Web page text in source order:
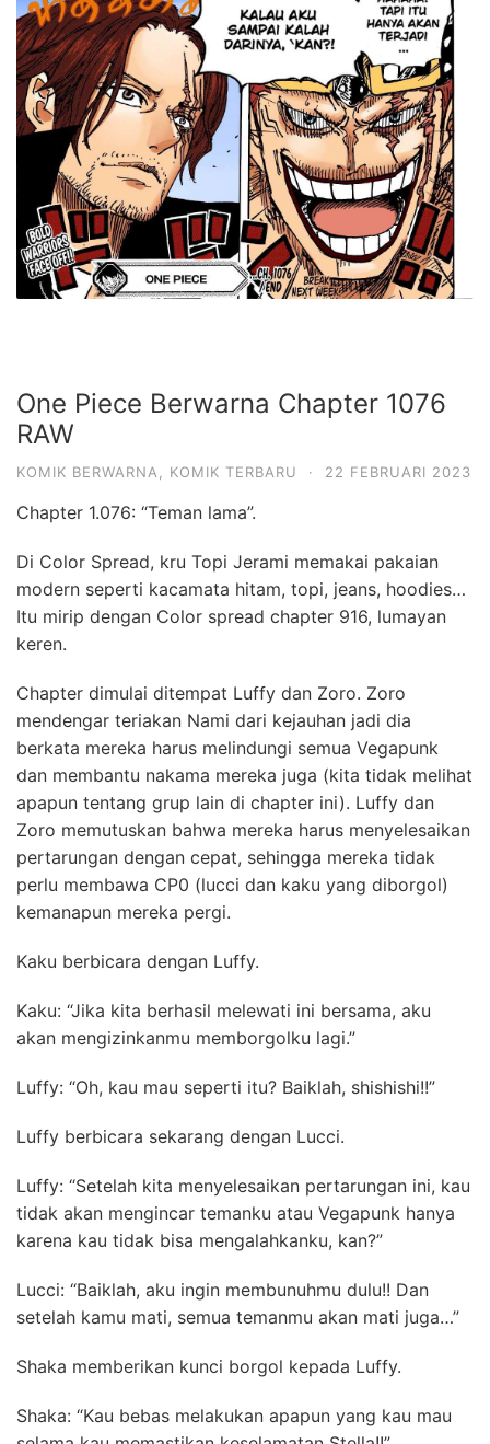
One Piece Berwarna Chapter 1076
RAW
KOMIK BERWARNA KOMIK TERBARU · 22 FEBRUARI 2023
Chapter 1.076: “Teman lama”.
Di Color Spread, kru Topi Jerami memakai pakaian
modern seperti kacamata hitam, topi, jeans, hoodies…
Itu mirip dengan Color spread chapter 916, lumayan
keren.
Chapter dimulai ditempat Luffy dan Zoro. Zoro
mendengar teriakan Nami dari kejauhan jadi dia
berkata mereka harus melindungi semua Vegapunk
dan membantu nakama mereka juga (kita tidak melihat
apapun tentang grup lain di chapter ini). Luffy dan
Zoro memutuskan bahwa mereka harus menyelesaikan
pertarungan dengan cepat, sehingga mereka tidak
perlu membawa CP0 (lucci dan kaku yang diborgol)
kemanapun mereka pergi.
Kaku berbicara dengan Luffy.
Kaku: “Jika kita berhasil melewati ini bersama, aku
akan mengizinkanmu memborgolku lagi.”
Luffy: “Oh, kau mau seperti itu? Baiklah, shishishi!!”
Luffy berbicara sekarang dengan Lucci.
Luffy: “Setelah kita menyelesaikan pertarungan ini, kau
tidak akan mengincar temanku atau Vegapunk hanya
karena kau tidak bisa mengalahkanku, kan?”
Lucci: “Baiklah, aku ingin membunuhmu dulu!! Dan
setelah kamu mati, semua temanmu akan mati juga…”
Shaka memberikan kunci borgol kepada Luffy.
Shaka: “Kau bebas melakukan apapun yang kau mau